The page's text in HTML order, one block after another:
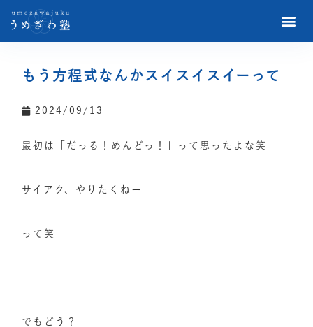
もう方程式なんかスイスイスイーって
2024/09/13
最初は「だっる！めんどっ！」って思ったよな笑
サイアク、やりたくねー
って笑
でもどう？